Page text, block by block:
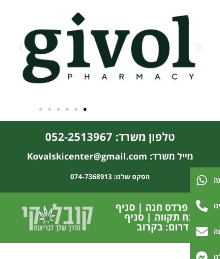
טלפון משרד: 052-2513967
מייל משרד: Kovalskicenter@gmail.com
הפקס שלנו: 074-7368913
סניף פרדס חנה | סניף
פתח תקווה | סניף
דרום: בקרוב